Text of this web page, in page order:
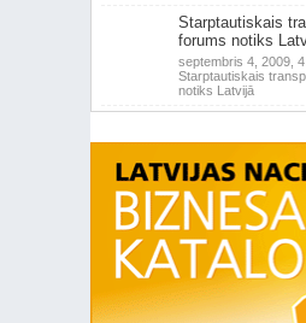
Starptautiskais
forums notiks
septembris 4, 2009,
Starptautiskais
notiks Latvijā